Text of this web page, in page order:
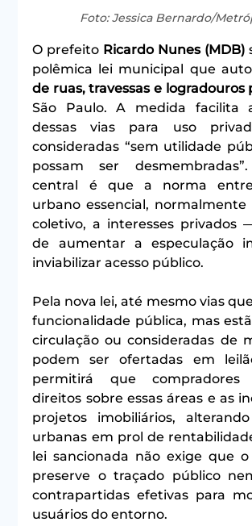
Foto: Jessica Bernardo/
O prefeito Ricardo Nunes (MDB)
polêmica lei municipal que
de ruas, travessas e logradouros
São Paulo. A medida facilita
dessas vias para uso
consideradas “sem utilidade
possam ser
central é que a norma
urbano essencial,
coletivo, a interesses privados
de aumentar a especulação
inviabilizar acesso público.
Pela nova lei, até mesmo vias
funcionalidade pública, mas
circulação ou consideradas de
podem ser ofertadas em
permitirá que compradores
direitos sobre essas áreas e as
projetos imobiliários,
urbanas em prol de
lei sancionada não exige que
preserve o traçado público
contrapartidas efetivas para
usuários do entorno.